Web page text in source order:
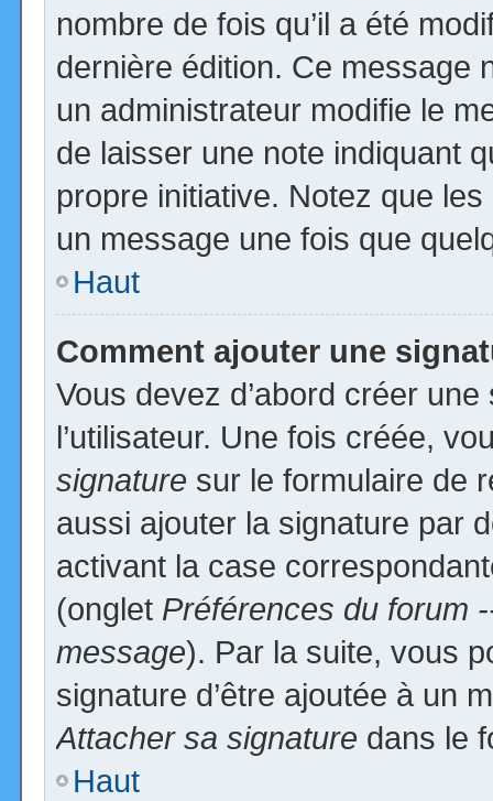
nombre de fois qu’il a été
dernière édition. Ce message
un administrateur modifie le
de laisser une note indiquant
propre initiative. Notez que
un message une fois que
Haut
Comment ajouter une
Vous devez d’abord créer
l’utilisateur. Une fois créée,
signature sur le formulaire de
aussi ajouter la signature par
activant la case
(onglet Préférences du forum
message). Par la suite, vous
signature d’être ajoutée à un
Attacher sa signature dans le
Haut